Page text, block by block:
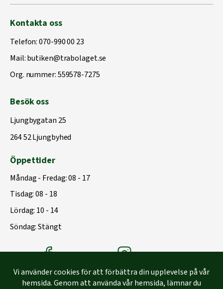
Kontakta oss
Telefon:070-990 00 23
Mail:butiken@trabolaget.se
Org. nummer: 559578-7275
Besök oss
Ljungbygatan 25
264 52 Ljungbyhed
Öppettider
Måndag - Fredag: 08 - 17
Tisdag: 08 - 18
Lördag: 10 - 14
Söndag: Stängt
Träbolagets FacebookTräbolagets instagram